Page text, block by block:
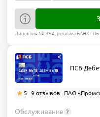
Лицензия №: 354, реклама БАНК ГПБ
ПСБ
5 9 отзывов ПАО
Обслуживание ?